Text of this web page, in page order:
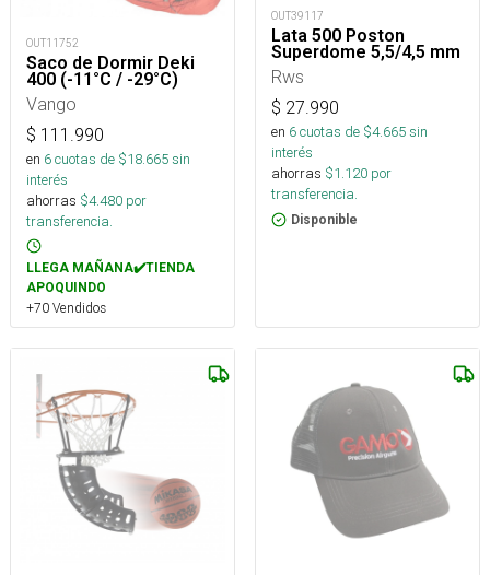
OUT11752
Saco de Dormir Deki
400 (-11°C / -29°C)
Vango
$ 111.990
en 6cuotas de $18.665sin
interés
ahorras $4.480 por
transferencia.
LLEGA MAÑANA✔️TIENDA
APOQUINDO
+70 Vendidos
OUT39117
Lata 500 Poston
Superdome 5,5/4,5 mm
Rws
$ 27.990
en 6cuotas de $4.665sin
interés
ahorras $1.120 por
transferencia.
Disponible